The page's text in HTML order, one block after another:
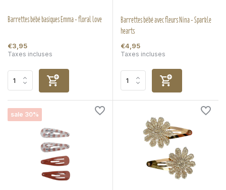
Barrettes bébé basiques Emma - floral love
€3,95
Taxes incluses
Barrettes bébé avec fleurs Nina - Sparkle
hearts
€4,95
Taxes incluses
sale 30%